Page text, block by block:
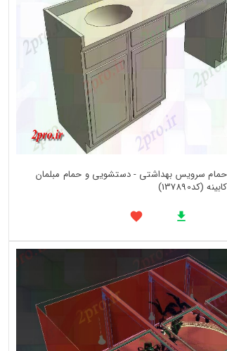
حمام سرویس بهداشتی - دستشویی و حمام مبلمان